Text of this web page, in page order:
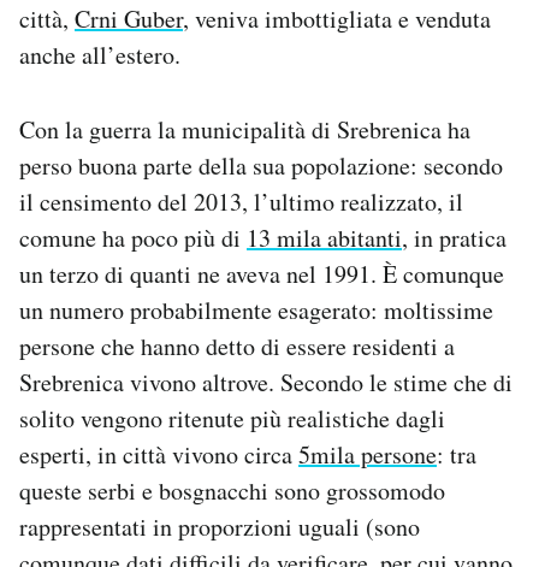
città, Crni Guber, veniva imbottigliata e venduta
anche all’estero.
Con la guerra la municipalità di Srebrenica ha
perso buona parte della sua popolazione: secondo
il censimento del 2013, l’ultimo realizzato, il
comune ha poco più di 13 mila abitanti, in pratica
un terzo di quanti ne aveva nel 1991. È comunque
un numero probabilmente esagerato: moltissime
persone che hanno detto di essere residenti a
Srebrenica vivono altrove. Secondo le stime che di
solito vengono ritenute più realistiche dagli
esperti, in città vivono circa5mila persone: tra
queste serbi e bosgnacchi sono grossomodo
rappresentati in proporzioni uguali (sono